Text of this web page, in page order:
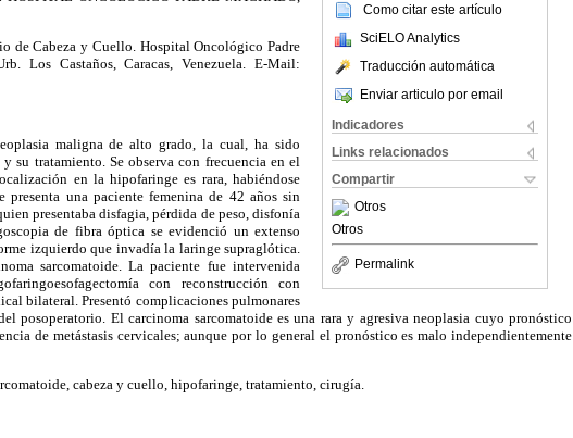
Como citar este artículo
SciELO Analytics
Traducción automática
Enviar articulo por email
Indicadores
Links relacionados
Compartir
Otros
Otros
Permalink
de Cabeza y Cuello. Hospital Oncológico Padre
Los Castaños, Caracas, Venezuela. E-Mail:
maligna de alto grado, la cual, ha sido
su tratamiento. Se observa con frecuencia en el
en la hipofaringe es rara, habiéndose
presenta una paciente femenina de 42 años sin
presentaba disfagia, pérdida de peso, disfonía
de fibra óptica se evidenció un extenso
izquierdo que invadía la laringe supraglótica.
sarcomatoide. La paciente fue intervenida
con reconstrucción con
bilateral. Presentó complicaciones pulmonares
posoperatorio. El carcinoma sarcomatoide es una rara y agresiva neoplasia cuyo pronóstico
de metástasis cervicales; aunque por lo general el pronóstico es malo independientemente
cabeza y cuello, hipofaringe, tratamiento, cirugía.